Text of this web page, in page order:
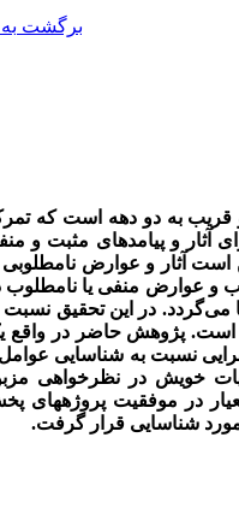
برگشت
قریب بهدو دهه است که
و پیامدهای مثبت و
آثار و عوارض نامطلوبی
و عوارض منفی یا نامطلوب
می‌گردد. در این تحقیق نسبت
است. پژوهش حاضر در واقع
نسبت به شناسایی
50 محقق با استناد به تجربیات خویش در نظرخواهی
نشان داد که متناسب با شرایط حاکم بر کشور، 16 عامل یا معیار در موفقیت
مورد شناسایی قرار گرفت.